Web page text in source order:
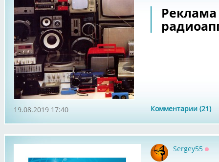
Реклама
Комментарии (21)
19.08.2019 17:40
Sergey55